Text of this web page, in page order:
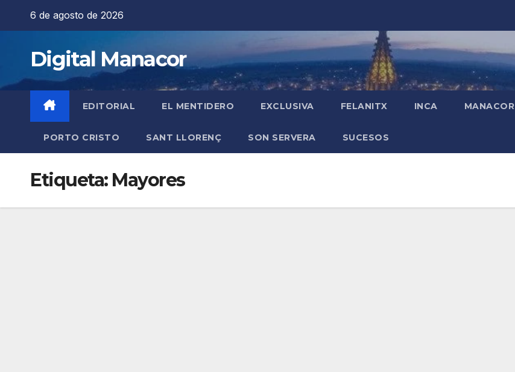
6 de agosto de 2026
Digital Manacor
EDITORIAL EL MENTIDERO EXCLUSIVA FELANITX INCA MANACOR
PORTO CRISTO SANT LLORENÇ SON SERVERA SUCESOS
Etiqueta: Mayores